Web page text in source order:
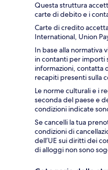
Questa struttura
carte di debito e i
Carte di credito
International, Union
In base alla normativa
in contanti per importi
informazioni, contatta
recapiti presenti sulla
Le norme culturali e i
seconda del paese e
condizioni indicate
Se cancelli la tua
condizioni di
dell’UE sui diritti dei
di alloggi non sono